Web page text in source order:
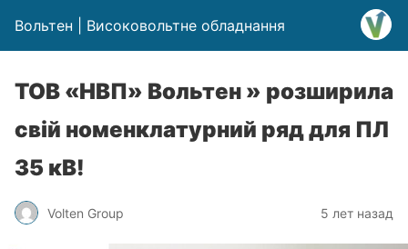
Вольтен | Високовольтне обладнання
ТОВ «НВП» Вольтен » розширила
свій номенклатурний ряд для ПЛ
35 кВ!
Volten Group 5 лет назад